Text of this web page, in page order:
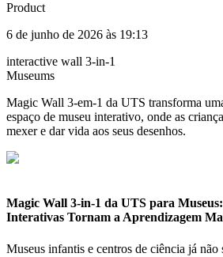
Product
6 de junho de 2026 às 19:13
interactive wall 3-in-1
Museums
Magic Wall 3-em-1 da UTS transforma
espaço de museu interativo, onde as
mexer e dar vida aos seus desenhos.
Magic Wall 3-in-1 da UTS para
Interativas Tornam a Aprendizagem
Museus infantis e centros de ciência já não